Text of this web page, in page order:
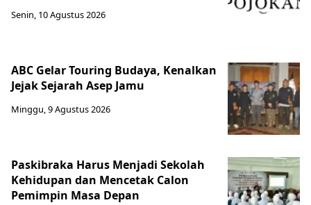
Senin, 10 Agustus 2026
ABC Gelar Touring Budaya, Kenalkan
Jejak Sejarah Asep Jamu
Minggu, 9 Agustus 2026
Paskibraka Harus Menjadi Sekolah
Kehidupan dan Mencetak Calon
Pemimpin Masa Depan